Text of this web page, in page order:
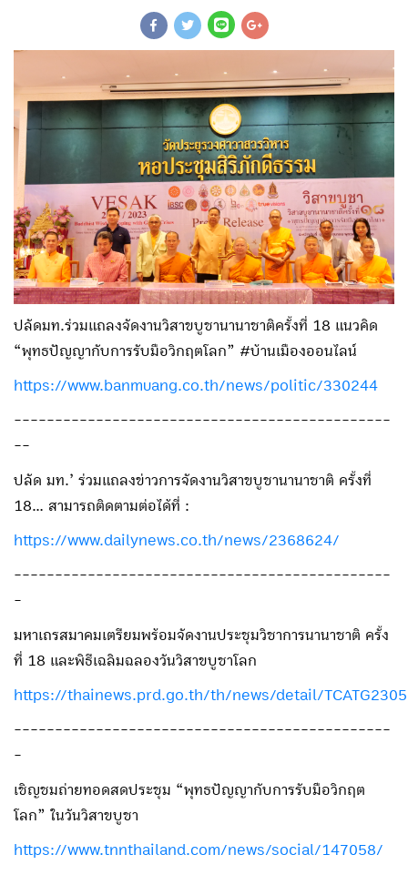
ปลัดมท.ร่วมแถลงจัดงานวิสาขบูชานานาชาติครั้งที่ 18 แนวคิด
“พุทธปัญญากับการรับมือวิกฤตโลก” #บ้านเมืองออนไลน์
https://www.banmuang.co.th/news/politic/330244
----------------------------------------------
--
ปลัด มท.’ ร่วมแถลงข่าวการจัดงานวิสาขบูชานานาชาติ ครั้งที่
18... สามารถติดตามต่อได้ที่ :
https://www.dailynews.co.th/news/2368624/
----------------------------------------------
-
มหาเถรสมาคมเตรียมพร้อมจัดงานประชุมวิชาการนานาชาติ ครั้ง
ที่ 18 และพิธีเฉลิมฉลองวันวิสาขบูชาโลก
https://thainews.prd.go.th/th/news/detail/
----------------------------------------------
-
เชิญชมถ่ายทอดสดประชุม “พุทธปัญญากับการรับมือวิกฤต
โลก” ในวันวิสาขบูชา
https://www.tnnthailand.com/news/social/147058/